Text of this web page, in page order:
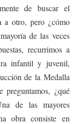
de buscar el
a otro, pero ¿cómo
de las veces
recurrimos a
infantil y juvenil,
de la Medalla
¿qué
de las mayores
obra consiste en